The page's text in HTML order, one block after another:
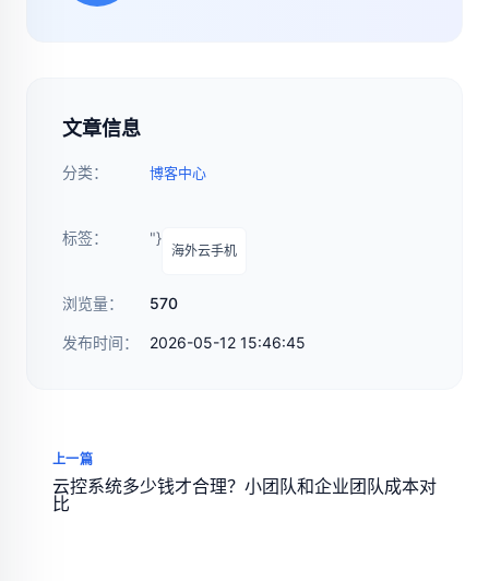
文章信息
分类： 博客中心
标签： "}
海外云手机
浏览量： 570
发布时间： 2026-05-12 15:46:45
上一篇
云控系统多少钱才合理？小团队和企业团队成本对
比